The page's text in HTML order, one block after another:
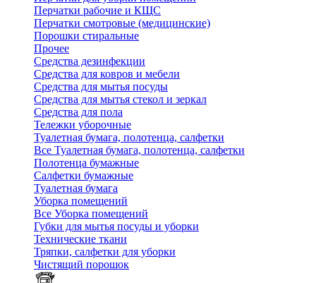
Перчатки рабочие и КЩС
Перчатки смотровые (медицинские)
Порошки стиральные
Прочее
Средства дезинфекции
Средства для ковров и мебели
Средства для мытья посуды
Средства для мытья стекол и зеркал
Средства для пола
Тележки уборочные
Туалетная бумага, полотенца, салфетки
Все Туалетная бумага, полотенца, салфетки
Полотенца бумажные
Салфетки бумажные
Туалетная бумага
Уборка помещений
Все Уборка помещений
Губки для мытья посуды и уборки
Технические ткани
Тряпки, салфетки для уборки
Чистящий порошок